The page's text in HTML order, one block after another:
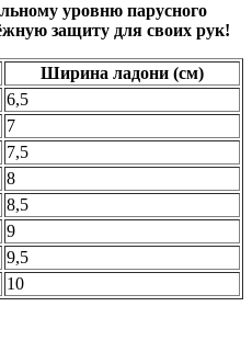
уровню парусного
защиту для своих рук!
Ширина ладони (см)
6,5
7
7,5
8
8,5
9
9,5
10